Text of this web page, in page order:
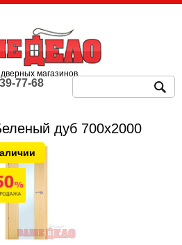
дуб 700х2000
магазинов
39-77-68